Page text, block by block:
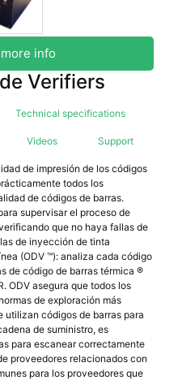
info
Verifiers
Technical specifications
Videos Support
de impresión de los códigos
todos los
de códigos de barras.
supervisar el proceso de
que no haya fallas de
de inyección de tinta
(ODV ™): analiza cada código
de código de barras térmica ®
ODV asegura que todos los
de exploración más
utilizan códigos de barras para
de suministro, es
para escanear correctamente
proveedores relacionados con
para los proveedores que